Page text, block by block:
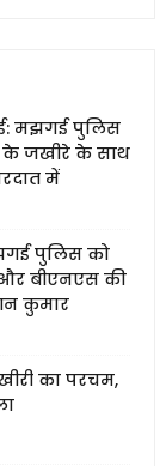
मझगई पुलिस
के जखीरे के साथ
में
पुलिस को
और बीएनएस की
कुमार
का परचम,